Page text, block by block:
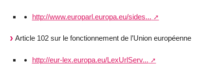
http://www.europarl.europa.eu/sides...
Article 102 sur le fonctionnement de l’Union européenne
http://eur-lex.europa.eu/LexUrlServ...